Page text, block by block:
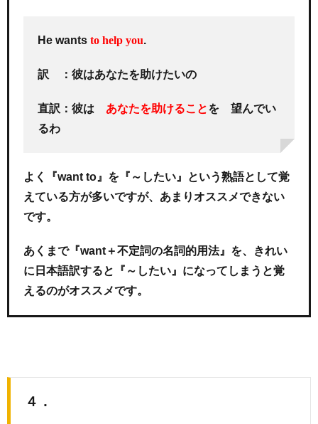
He wants to help you.
訳 ：彼はあなたを助けたいの
直訳：彼は あなたを助けることを 望んでい
るわ
よく『want to』を『～したい』という熟語として覚
えている方が多いですが、あまりオススメできない
です。
あくまで『want＋不定詞の名詞的用法』を、きれい
に日本語訳すると『～したい』になってしまうと覚
えるのがオススメです。
４．